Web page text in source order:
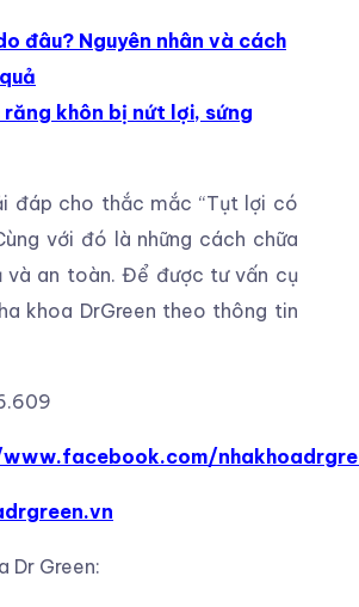
đâu? Nguyên nhân và cách
khôn bị nứt lợi, sứng
đáp cho thắc mắc “Tụt lợi có
với đó là những cách chữa
và an toàn. Để được tư vấn cụ
khoa DrGreen theo thông tin
Dr Green: